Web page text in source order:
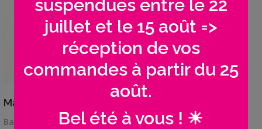
VIEW DETAILS
Maîtresse / Maître / ATSEM…
Badge épingle ou magnet frigo 56 mmA offrir en…
suspendues entre le 22
juillet et le 15 août =>
réception de vos
commandes à partir du 25
août.
Bel été à vous ! ☀